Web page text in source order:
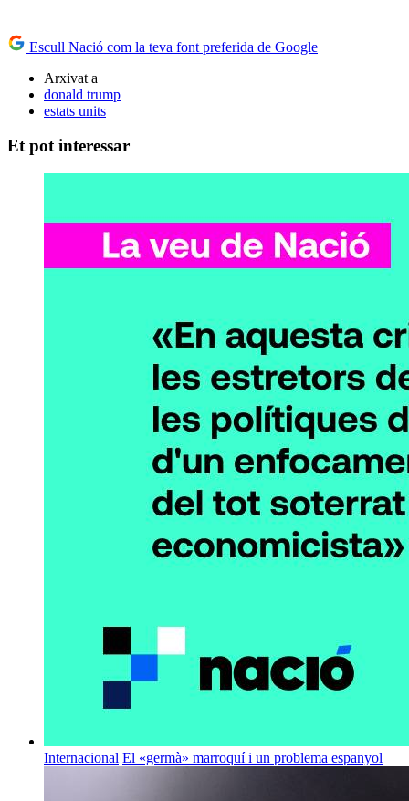
Escull Nació com la teva font preferida de Google
Arxivat a
donald trump
estats units
Et pot interessar
Internacional El «germà» marroquí i un problema espanyol